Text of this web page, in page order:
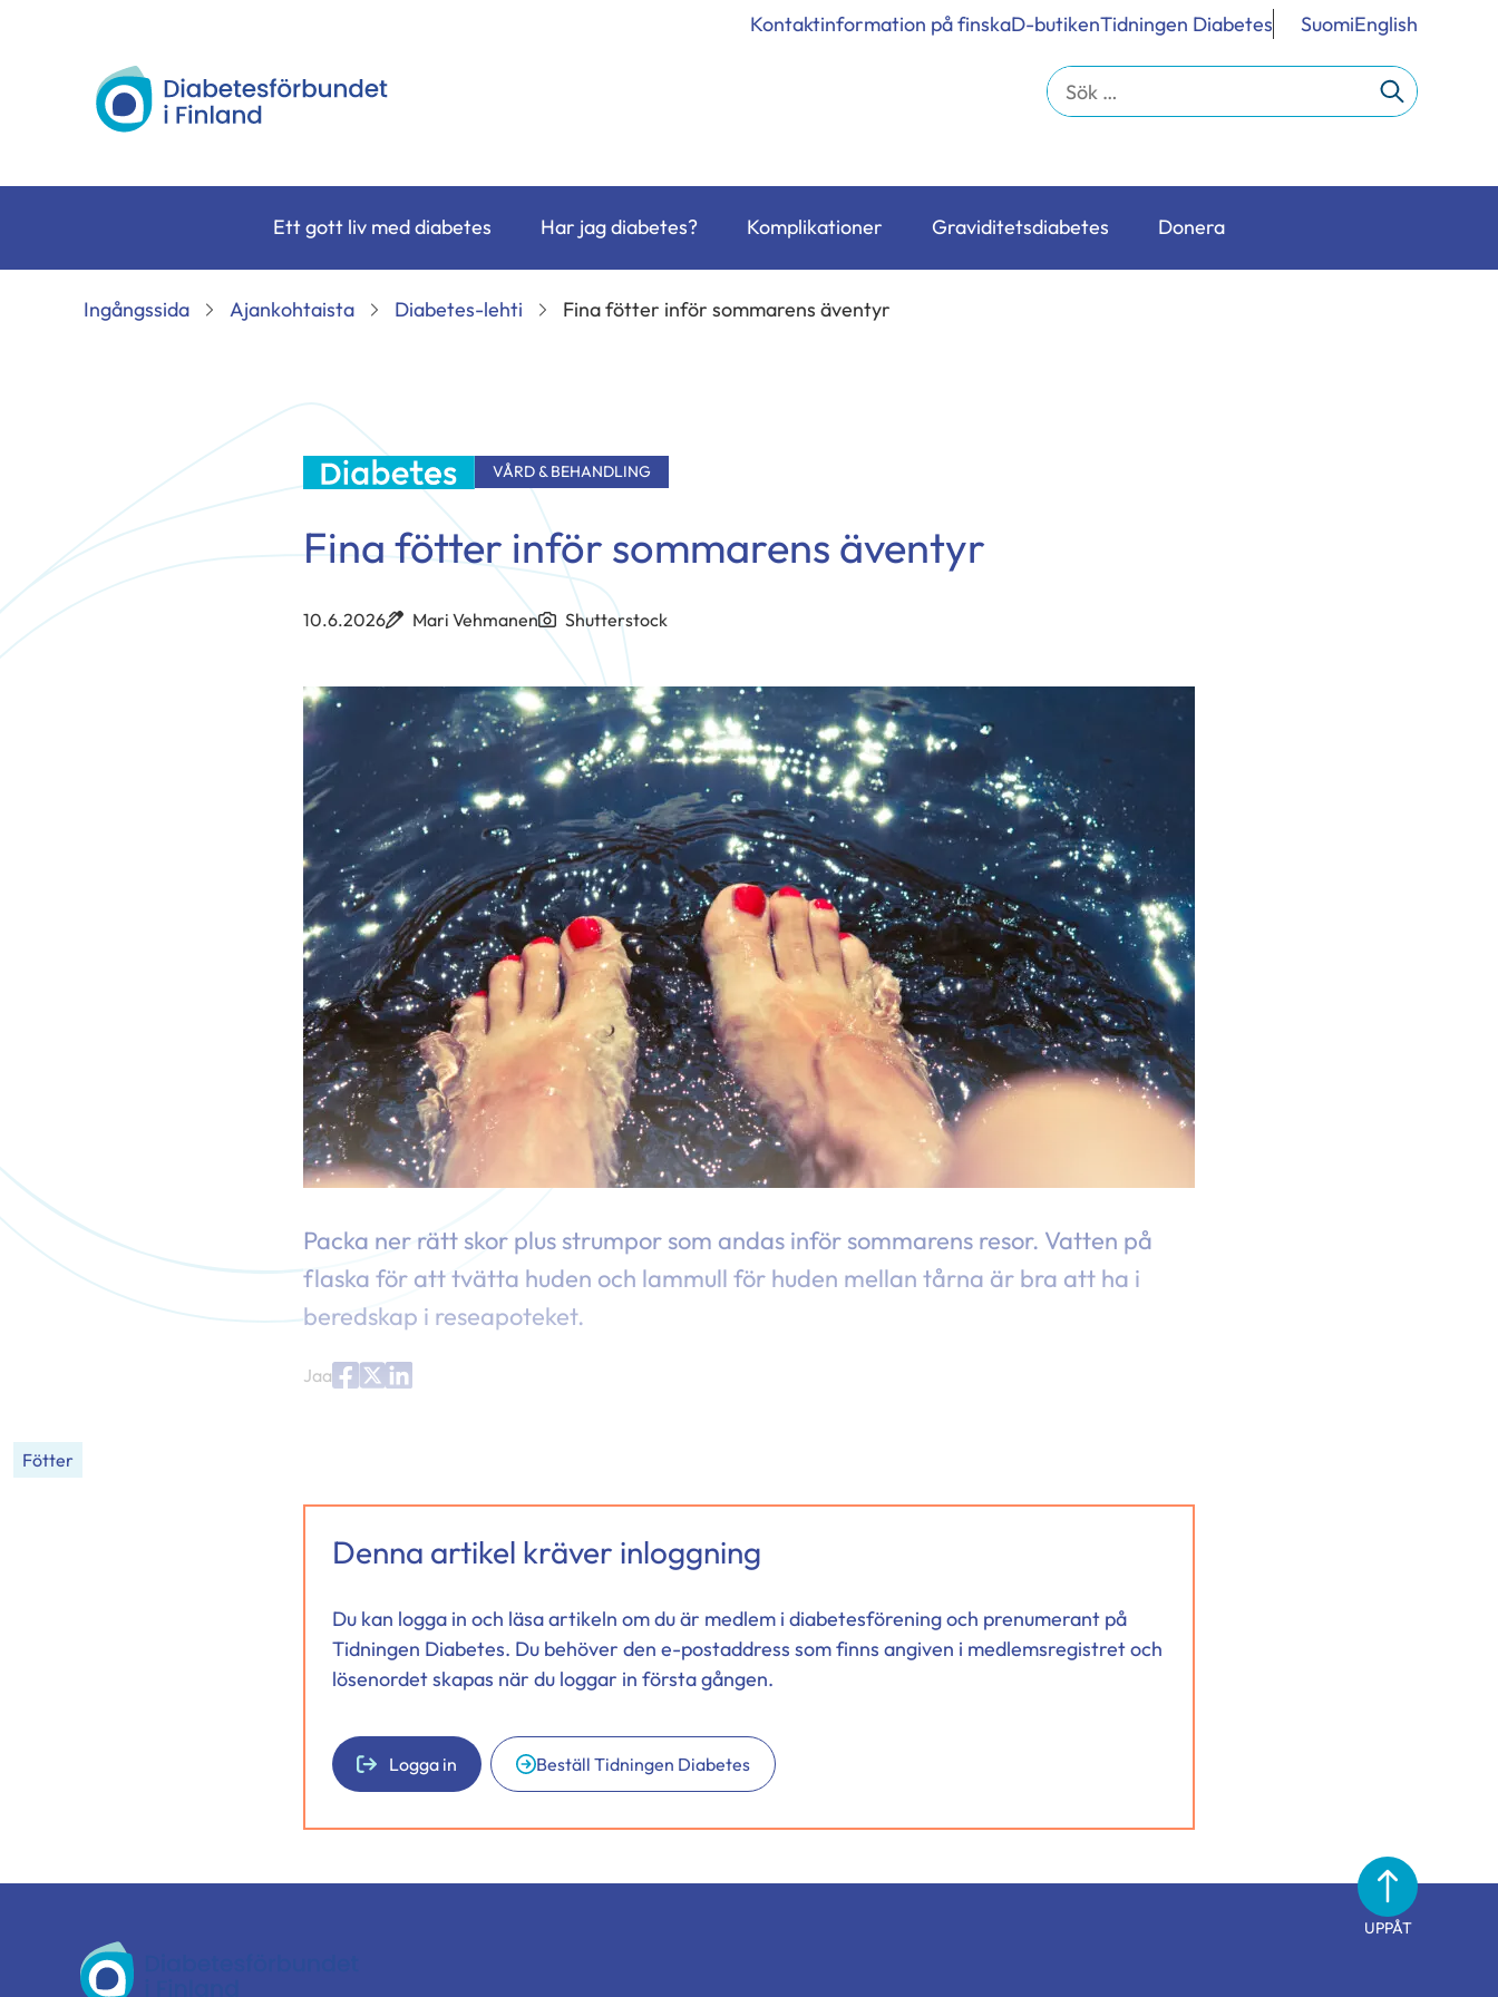
Kontaktinformation på finskaD-butikenTidningen Diabetes SuomiEnglish
Diabetesförbundet
Sök
efter:
Ett gott liv med diabetes Har jag diabetes? Komplikationer Graviditetsdiabetes Donera
Ingångssida Ajankohtaista Diabetes-lehti Fina fötter inför sommarens äventyr
VÅRD & BEHANDLING
Fina fötter inför sommarens äventyr
10.6.2026 Mari Vehmanen Shutterstock
Packa ner rätt skor plus strumpor som andas inför sommarens resor. Vatten på
flaska för att tvätta huden och lammull för huden mellan tårna är bra att ha i
beredskap i reseapoteket.
Jaa
Fötter
Denna artikel kräver inloggning
Du kan logga in och läsa artikeln om du är medlem i diabetesförening och prenumerant på
Tidningen Diabetes. Du behöver den e-postaddress som finns angiven i medlemsregistret och
lösenordet skapas när du loggar in första gången.
Logga in Beställ Tidningen Diabetes
UPPÅT
Diabetesförbundet